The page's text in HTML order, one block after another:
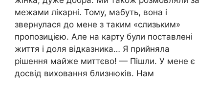
межами лікарні. Тому, мабуть, вона і
звернулася до мене з таким «слизьким»
пропозицією. Але на карту були поставлені
життя і доля відказника… Я прийняла
рішення майже миттєво! — Пішли. У мене є
досвід виховання близнюків. Нам